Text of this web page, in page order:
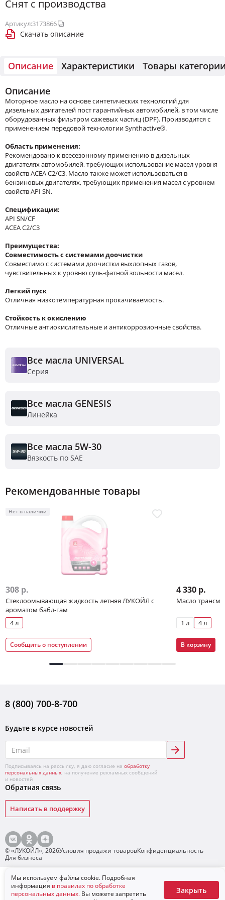
Снят с производства
Посмотреть аналоги
Артикул:3173866
Скачать описание
Описание Характеристики Товары
Описание
Моторное масло на основе синтетических технологий для
дизельных двигателей пост гарантийных автомобилей, в том числе
оборудованных фильтром сажевых частиц (DPF). Производится с
применением передовой технологии Synthactive®.
Область применения:
Рекомендовано к всесезонному применению в дизельных
двигателях автомобилей, требующих использование масел уровня
свойств ACEA С2/C3. Масло также может использоваться в
бензиновых двигателях, требующих применения масел с уровнем
свойств API SN.
Спецификации:
API SN/CF
ACEA C2/C3
Преимущества:
Совместимость с системами доочистки
Совместимо с системами доочистки выхлопных газов,
чувствительных к уровню суль-фатной зольности масел.
Легкий пуск
Отличная низкотемпературная прокачиваемость.
Стойкость к окислению
Отличные антиокислительные и антикоррозионные свойства.
Все масла UNIVERSAL
Серия
Все масла GENESIS
Линейка
Все масла 5W-30
Вязкость по SAE
Рекомендованные товары
Нет в наличии
308 р.
Стеклоомывающая жидкость летняя ЛУКОЙЛ с
ароматом бабл-гам
4 л
Сообщить о поступлении
4 330 р.
Масло
1 л 4 л
В корзину
8 (800) 700-8-700
Будьте в курсе новостей
Подписываясь на рассылку, я даю согласие на обработку
персональных данных, на получение рекламных сообщений
и новостей
Обратная связь
Написать в поддержку
© «ЛУКОЙЛ», 2026Условия продажи товаровКонфиденциальность
Для бизнеса
Мы используем файлы cookie. Подробная
информация в правилах по обработке
персональных данных. Вы можете запретить
Закрыть